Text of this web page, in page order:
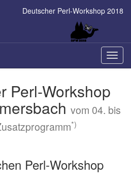
Deutscher Perl-Workshop 2018
ein-/
Perl-Workshop
vom 04. bis
*)
Perl-Workshop